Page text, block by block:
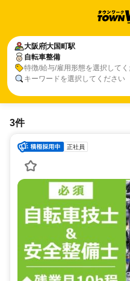
大阪府大国町駅
自転車整備
特徴/給与/雇用形態を選択して
キーワードを選択してください
3件
正社員